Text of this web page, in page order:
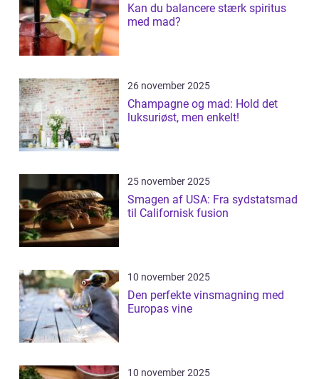
Kan du balancere stærk spiritus
med mad?
26 november 2025
Champagne og mad: Hold det
luksuriøst, men enkelt!
25 november 2025
Smagen af USA: Fra sydstatsmad
til Californisk fusion
10 november 2025
Den perfekte vinsmagning med
Europas vine
10 november 2025